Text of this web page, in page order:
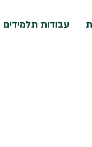
עבודות תלמידים